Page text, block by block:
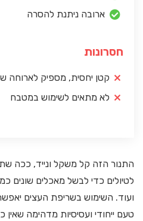
ארובה ניתנת להסרה
חסרונות
קטן יחסית, מספיק לארוחה של 1-2
לא מתאים לשימוש במטבח
התנור הזה קל משקל ונייד, ככה
לטיולים כדי לבשל מאכלים שונים
ועוד. השימוש בשריפת העצים
טעם ייחודי ועסיסיות מדהימה שאין